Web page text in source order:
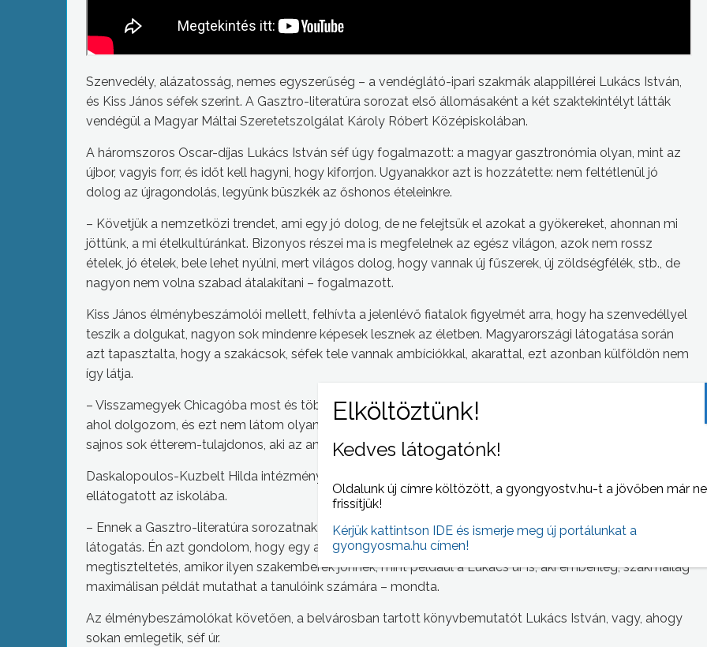
Szenvedély, alázatosság, nemes egyszerűség – a vendéglátó-ipari szakmák alappillérei Lukács István,
és Kiss János séfek szerint. A Gasztro-literatúra sorozat első állomásaként a két szaktekintélyt látták
vendégül a Magyar Máltai Szeretetszolgálat Károly Róbert Középiskolában.
A háromszoros Oscar-díjas Lukács István séf úgy fogalmazott: a magyar gasztronómia olyan, mint az
újbor, vagyis forr, és időt kell hagyni, hogy kiforrjon. Ugyanakkor azt is hozzátette: nem feltétlenül jó
dolog az újragondolás, legyünk büszkék az őshonos ételeinkre.
– Követjük a nemzetközi trendet, ami egy jó dolog, de ne felejtsük el azokat a gyökereket, ahonnan mi
jöttünk, a mi ételkultúránkat. Bizonyos részei ma is megfelelnek az egész világon, azok nem rossz
ételek, jó ételek, bele lehet nyúlni, mert világos dolog, hogy vannak új fűszerek, új zöldségfélék, stb., de
nagyon nem volna szabad átalakítani – fogalmazott.
Kiss János élménybeszámolói mellett, felhívta a jelenlévő fiatalok figyelmét arra, hogy ha szenvedéllyel
teszik a dolgukat, nagyon sok mindenre képesek lesznek az életben. Magyarországi látogatása során
azt tapasztalta, hogy a szakácsok, séfek tele vannak ambíciókkal, akarattal, ezt azonban külföldön nem
így látja.
– Visszamegyek Chicagóba most és több helyre, Los Angeles, Las Vegas, Washington, ilyen helyekre,
ahol dolgozom, és ezt nem látom olyan élesen, mint itthon, ezt az akarást, amit a fiatalok akarnak. Csak
sajnos sok étterem-tulajdonos, aki az anyagi körülményeket is nézi, ezt nem figyelik – vélekedett.
Daskalopoulos-Kuzbelt Hilda intézményvezető szerint nagy öröm, hogy a két szaktanácsadó
ellátogatott az iskolába.
– Ennek a Gasztro-literatúra sorozatnak, mint kapuja, első lépcsőfokaként szolgált ez a mostani kis
látogatás. Én azt gondolom, hogy egy a miénkhez hasonló profilú intézmény számára óriási
megtiszteltetés, amikor ilyen szakemberek jönnek, mint például a Lukács úr is, aki emberileg, szakmailag
maximálisan példát mutathat a tanulóink számára – mondta.
Az élménybeszámolókat követően, a belvárosban tartott könyvbemutatót Lukács István, vagy, ahogy
sokan emlegetik, séf úr.
Kedves látogatónk!
Oldalunk új címre költözött, a gyongyostv.hu-t a jövőben már
frissítjük!
Kérjük kattintson IDE és ismerje meg új portálunkat a
gyongyosma.hu címen!